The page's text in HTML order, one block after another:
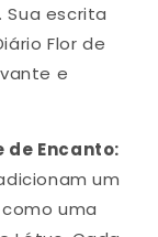
escrita
Flor de
e
de Encanto:
um
uma